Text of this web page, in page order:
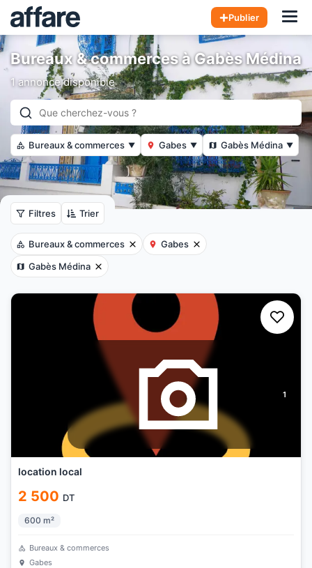
Publier
Bureaux & commerces à Gabès Médina
1 annonce disponible
Bureaux & commerces ▼ Gabes ▼ Gabès Médina ▼
Filtres Trier
Bureaux & commerces
Gabes
Gabès Médina
1
location local
2 500 DT
600 m²
Bureaux & commerces
Gabes